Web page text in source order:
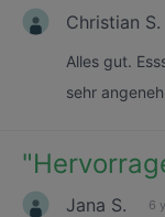
Christian S.
Alles gut.
sehr
"
Jana S. 6